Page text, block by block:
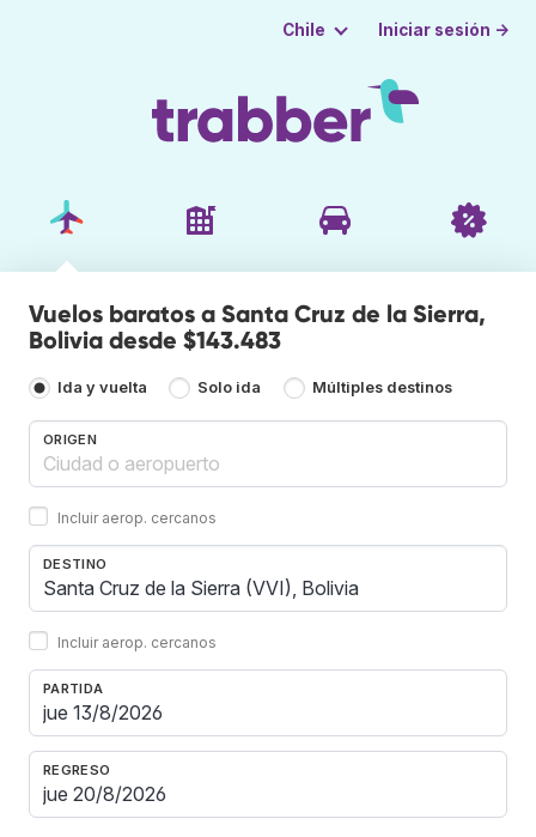
Chile Iniciar sesión →
Vuelos baratos a Santa Cruz de la Sierra,
Bolivia desde $143.483
Ida y vuelta Solo ida Múltiples destinos
ORIGEN
Incluir aerop. cercanos
DESTINO
Incluir aerop. cercanos
PARTIDA
REGRESO